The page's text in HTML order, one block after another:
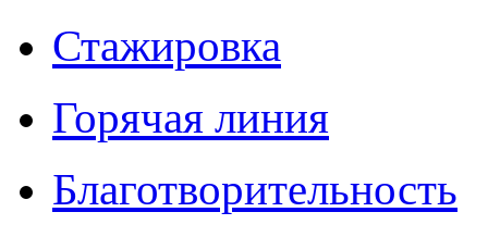
Стажировка
Горячая линия
Благотворительность